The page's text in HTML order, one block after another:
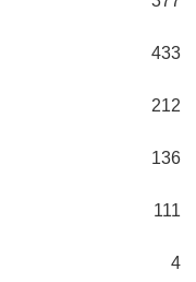
433
212
136
111
4